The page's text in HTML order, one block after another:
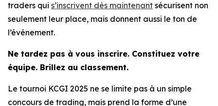
traders qui s’inscrivent dès maintenant sécurisent non
seulement leur place, mais donnent aussi le ton de
l’événement.
Ne tardez pas à vous inscrire. Constituez votre
équipe. Brillez au classement.
Le tournoi KCGI 2025 ne se limite pas à un simple
concours de trading, mais prend la forme d’une